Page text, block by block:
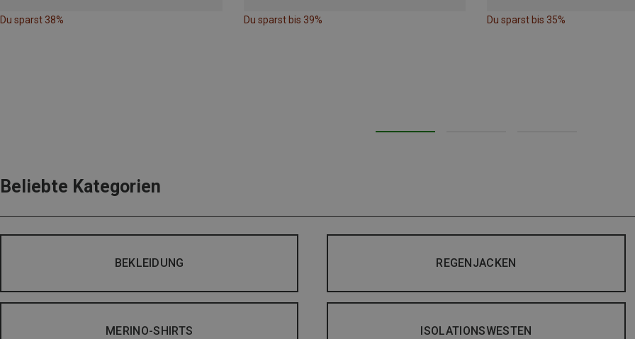
Du sparst 38% Du sparst bis 39% Du sparst bis 35%
Beliebte Kategorien
BEKLEIDUNG REGENJACKEN
MERINO-SHIRTS ISOLATIONSWESTEN